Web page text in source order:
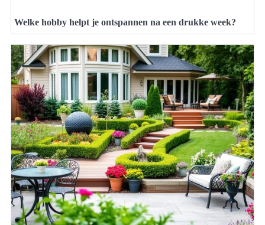
Welke hobby helpt je ontspannen na een drukke week?